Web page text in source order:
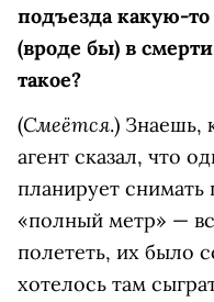
подъезда какую-
(вроде бы) в
такое?
(Смеётся.) Знаешь,
агент сказал, что
планирует
«полный метр» —
полететь, их было
хотелось там